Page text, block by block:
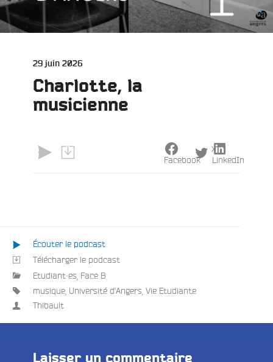
Publié
29 juin 2026
Charlotte, la
musicienne
Facebook
X
LinkedIn
Écouter le podcast
Télécharger le podcast
Etudiant·es, Face B
musique Université d'Angers Vie Etudiante
Thibault
Laisser un commentaire